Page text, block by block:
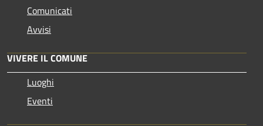
Comunicati
Avvisi
VIVERE IL COMUNE
Luoghi
Eventi